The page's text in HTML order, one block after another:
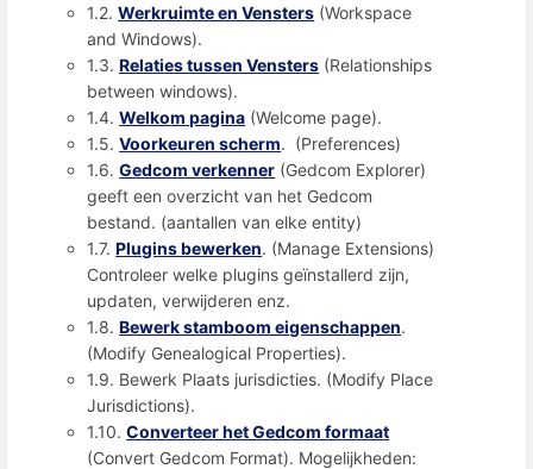
1.2.Werkruimte en Vensters (Workspace
and Windows).
1.3.Relaties tussen Vensters (Relationships
between windows).
1.4.Welkom pagina (Welcome page).
1.5.Voorkeuren scherm. (Preferences)
1.6.Gedcom verkenner (Gedcom Explorer)
geeft een overzicht van het Gedcom
bestand. (aantallen van elke entity)
1.7.Plugins bewerken. (Manage Extensions)
Controleer welke plugins geïnstallerd zijn,
updaten, verwijderen enz.
1.8.Bewerk stamboom eigenschappen.
(Modify Genealogical Properties).
1.9. Bewerk Plaats jurisdicties. (Modify Place
Jurisdictions).
1.10.Converteer het Gedcom formaat
(Convert Gedcom Format). Mogelijkheden: